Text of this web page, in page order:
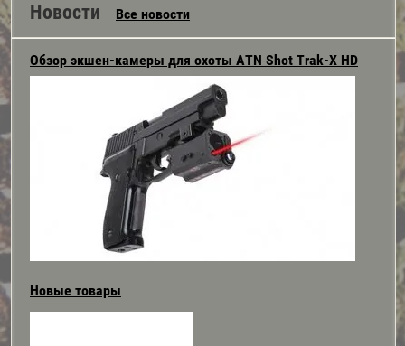
Новости Все новости
Обзор экшен-камеры для охоты ATN Shot Trak-Х HD
Новые товары